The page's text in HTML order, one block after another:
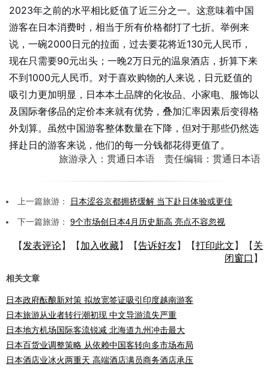
2023年之前的水平相比贬值了近三分之一。这意味着中国
游客在日本消费时，相当于所有价格都打了七折。举例来
说，一碗2000日元的拉面，过去要花将近130元人民币，
现在只需要90元出头；一晚2万日元的温泉酒店，折算下来
不到1000元人民币。对于喜欢购物的人来说，日元贬值的
吸引力更加明显，日本本土品牌的化妆品、小家电、服饰以
及国际奢侈品的定价本来就有优势，叠加汇率因素后变得格
外划算。虽然中国游客整体数量在下降，但对于那些仍然选
择赴日的游客来说，他们的每一分钱都花得更值了。
旅游录入：贯通日本语 责任编辑：贯通日本语
上一篇旅游： 日本涩谷京都拥挤缓解 当下赴日体验或更佳
下一篇旅游： 9个市场创日本4月历史新高 亮点不容忽视
【 发表评论】【 加入收藏】【告诉好友】【打印此文 】【 关
闭窗口 】
相关文章
日本政府酝酿新对策 拟放宽签证吸引印度越南游客
日本旅游从业者转行潮初现 中文导游流失严重
日本地方机场国际客流锐减 北海道九州冲击最大
日本百货业调整策略 从依赖中国客转向多市场布局
日本酒店业冰火两重天 高端酒店满员商务酒店承压